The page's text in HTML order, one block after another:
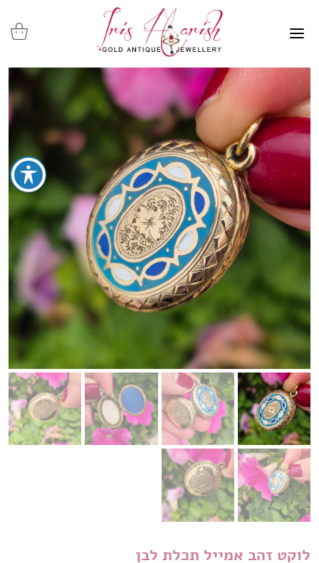
לוקט זהב אמייל תכלת לבן